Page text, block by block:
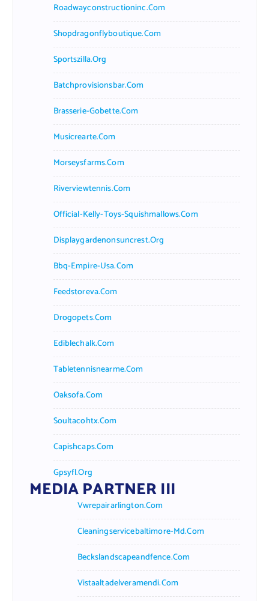
Roadwayconstructioninc.com
Shopdragonflyboutique.com
Sportszilla.org
Batchprovisionsbar.com
Brasserie-Gobette.com
Musicrearte.com
Morseysfarms.com
Riverviewtennis.com
Official-Kelly-Toys-Squishmallows.com
Displaygardenonsuncrest.org
Bbq-Empire-Usa.com
Feedstoreva.com
Drogopets.com
Ediblechalk.com
Tabletennisnearme.com
Oaksofa.com
Soultacohtx.com
Capishcaps.com
Gpsyfl.org
MEDIA PARTNER III
Vwrepairarlington.com
Cleaningservicebaltimore-Md.com
Beckslandscapeandfence.com
Vistaaltadelveramendi.com